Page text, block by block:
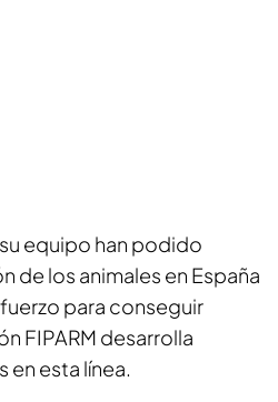
equipo han podido
de los animales en España
para conseguir
FIPARM desarrolla
esta línea.